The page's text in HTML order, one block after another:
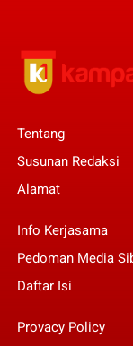
Tentang
Susunan Redaksi
Alamat
Info Kerjasama
Pedoman Media
Daftar Isi
Provacy Policy